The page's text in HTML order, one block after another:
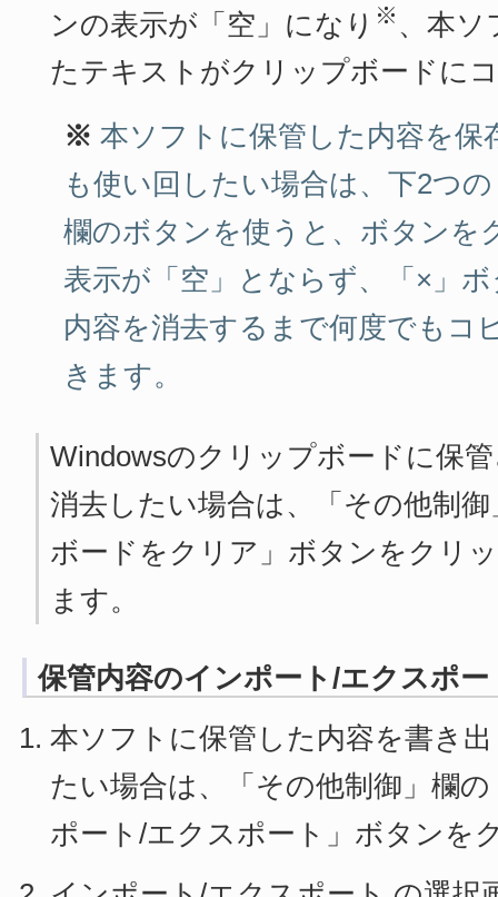
ンの表示が「空」になり ※
、本
たテキストがクリップボードに
※ 本ソフトに保管した内容を保
も使い回したい場合は、下2つ
欄のボタンを使うと、ボタンを
表示が「空」とならず、「×」
内容を消去するまで何度でもコ
きます。
Windowsのクリップボードに保
消去したい場合は、「その他制
ボードをクリア」ボタンをクリ
ます。
保管内容のインポート/エクスポー
本ソフトに保管した内容を書き
たい場合は、「その他制御」欄
ポート/エクスポート」ボタンを